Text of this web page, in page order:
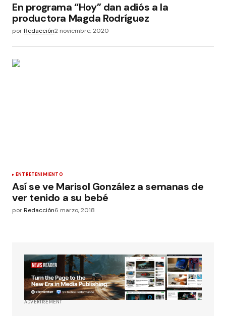
En programa “Hoy” dan adiós a la
productora Magda Rodríguez
porRedacción2 noviembre, 2020
ENTRETENIMIENTO
Así se ve Marisol González a semanas de
ver tenido a su bebé
porRedacción6 marzo, 2018
ADVERTISEMENT